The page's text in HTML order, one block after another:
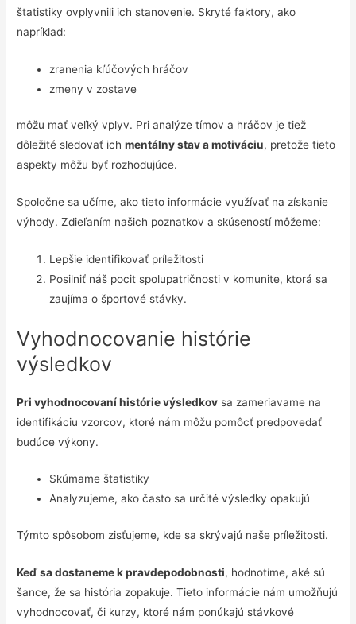
štatistiky ovplyvnili ich stanovenie. Skryté faktory, ako
napríklad:
zranenia kľúčových hráčov
zmeny v zostave
môžu mať veľký vplyv. Pri analýze tímov a hráčov je tiež
dôležité sledovať ichmentálny stav a motiváciu, pretože tieto
aspekty môžu byť rozhodujúce.
Spoločne sa učíme, ako tieto informácie využívať na získanie
výhody. Zdieľaním našich poznatkov a skúseností môžeme:
Lepšie identifikovať príležitosti
Posilniť náš pocit spolupatričnosti v komunite, ktorá sa
zaujíma o športové stávky.
Vyhodnocovanie histórie
výsledkov
Pri vyhodnocovaní histórie výsledkov sa zameriavame na
identifikáciu vzorcov, ktoré nám môžu pomôcť predpovedať
budúce výkony.
Skúmame štatistiky
Analyzujeme, ako často sa určité výsledky opakujú
Týmto spôsobom zisťujeme, kde sa skrývajú naše príležitosti.
Keď sa dostaneme k pravdepodobnosti, hodnotíme, aké sú
šance, že sa história zopakuje. Tieto informácie nám umožňujú
vyhodnocovať, či kurzy, ktoré nám ponúkajú stávkové